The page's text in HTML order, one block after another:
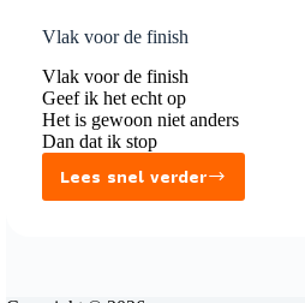
Vlak voor de finish
Vlak voor de finish
Geef ik het echt op
Het is gewoon niet anders
Dan dat ik stop
Lees snel verder
Vlak